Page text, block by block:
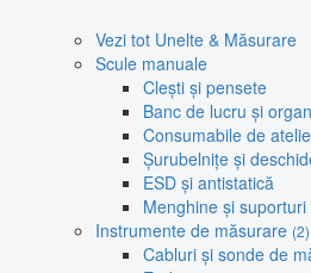
Vezi tot Unelte & Măsurare
Scule manuale
Clești și pensete
Banc de lucru și
Consumabile de
Șurubelnițe și
ESD și antistatică
Menghine și suporturi
Instrumente de măsurare (2)
Cabluri și sonde de